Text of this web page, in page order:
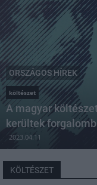
ORSZÁGOS HÍREK
költészet
A magyar
kerültek
2023.04.11
KÖLTÉSZET